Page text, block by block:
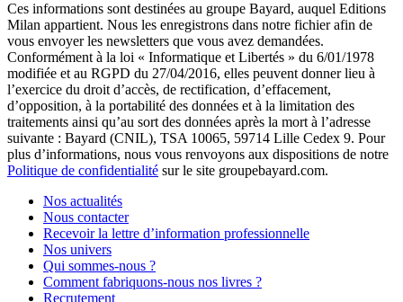
Ces informations sont destinées au groupe Bayard, auquel Editions
Milan appartient. Nous les enregistrons dans notre fichier afin de
vous envoyer les newsletters que vous avez demandées.
Conformément à la loi « Informatique et Libertés » du 6/01/1978
modifiée et au RGPD du 27/04/2016, elles peuvent donner lieu à
l’exercice du droit d’accès, de rectification, d’effacement,
d’opposition, à la portabilité des données et à la limitation des
traitements ainsi qu’au sort des données après la mort à l’adresse
suivante : Bayard (CNIL), TSA 10065, 59714 Lille Cedex 9. Pour
plus d’informations, nous vous renvoyons aux dispositions de notre
Politique de confidentialité sur le site groupebayard.com.
Nos actualités
Nous contacter
Recevoir la lettre d’information professionnelle
Nos univers
Qui sommes-nous ?
Comment fabriquons-nous nos livres ?
Recrutement